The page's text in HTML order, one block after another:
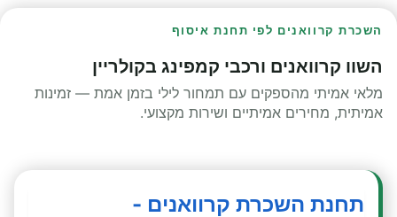
השכרת קרוואנים לפי תחנת איסוף
השוו קרוואנים ורכבי קמפינג בקולריין
מלאי אמיתי מהספקים עם תמחור לילי בזמן אמת — זמינות
אמיתית, מחירים אמיתיים ושירות מקצועי.
תחנת השכרת קרוואנים -